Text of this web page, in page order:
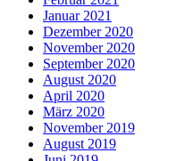
Januar 2021
Dezember 2020
November 2020
September 2020
August 2020
April 2020
März 2020
November 2019
August 2019